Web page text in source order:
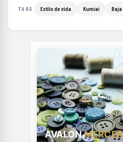
TAGS Estilo de vida Kumiai Baja
AVALON